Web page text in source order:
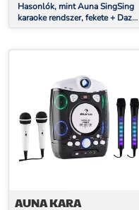
Hasonlók, mint Auna SingSing
karaoke rendszer, fekete + Dazzl
mikrofon szett, LED
AUNA KARA